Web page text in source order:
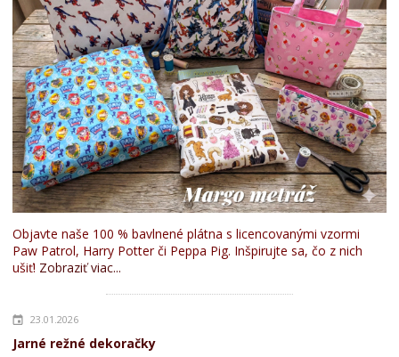
Objavte naše 100 % bavlnené plátna s licencovanými vzormi
Paw Patrol, Harry Potter či Peppa Pig. Inšpirujte sa, čo z nich
ušiť! Zobraziť viac...
23.01.2026
Jarné režné dekoračky